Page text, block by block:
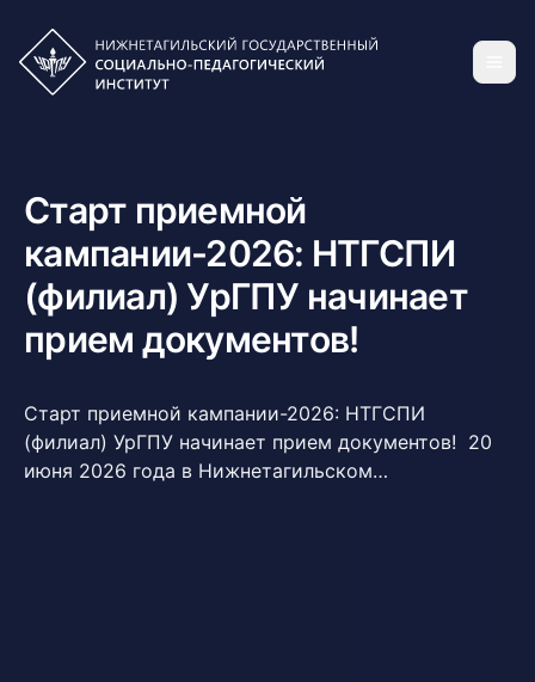
Старт приемной
кампании-2026: НТГСПИ
(филиал) УрГПУ начинает
прием документов!
Старт приемной кампании-2026: НТГСПИ
(филиал) УрГПУ начинает прием документов! 20
июня 2026 года в Нижнетагильском